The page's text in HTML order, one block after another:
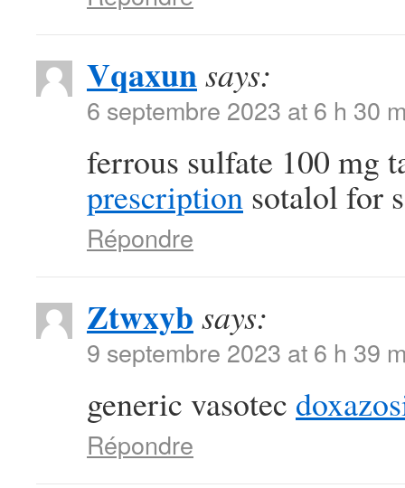
Vqaxunsays:
6 septembre 2023 at 6 h 30
ferrous sulfate 100 mg
prescription sotalol for
Répondre
Ztwxyb says:
9 septembre 2023 at 6 h 39
generic vasotec
Répondre